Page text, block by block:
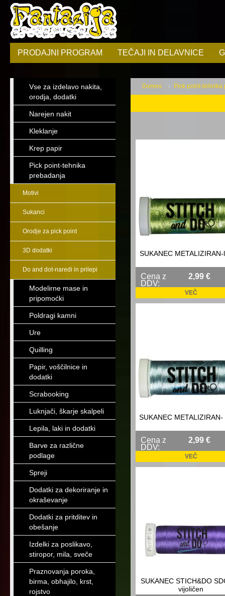
PRODAJNI PROGRAM TEČAJI IN DELAVNICE
Vse za izdelavo nakita,
orodja, dodatki
Narejen nakit
Kleklanje
Krep papir
Pick point-tehnika
prebadanja
Motivi
Sukanci
Orodje za pick point
3D dodatki
Do and dot-naredi in prilepi
Modelirne mase in
pripomoćki
Poldragi kamni
Ure
Quilling
Papir, voščilnice in
dodatki
Scrabooking
Luknjači, škarje skalpeli
Lepila, laki in dodatki
Barve za različne
podlage
Spreji
Dodatki za dekoriranje in
okraševanje
Dodatki za pritditev in
obešanje
Izdelki za poslikavo,
stiropor, mila, sveče
Praznovanja poroka,
birma, obhajilo, krst,
rojstvo
Domov Pick point-tehnika
SUKANEC
Cena z
DDV:
2,99 €
VEČ
SUKANEC
Cena z
DDV:
2,99 €
VEČ
SUKANEC STICH&DO
vijoličen